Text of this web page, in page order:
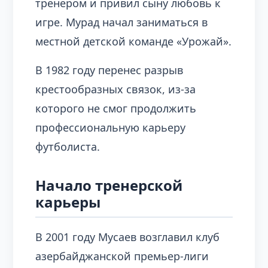
тренером и привил сыну любовь к
игре. Мурад начал заниматься в
местной детской команде «Урожай».
В 1982 году перенес разрыв
крестообразных связок, из-за
которого не смог продолжить
профессиональную карьеру
футболиста.
Начало тренерской
карьеры
В 2001 году Мусаев возглавил клуб
азербайджанской премьер-лиги